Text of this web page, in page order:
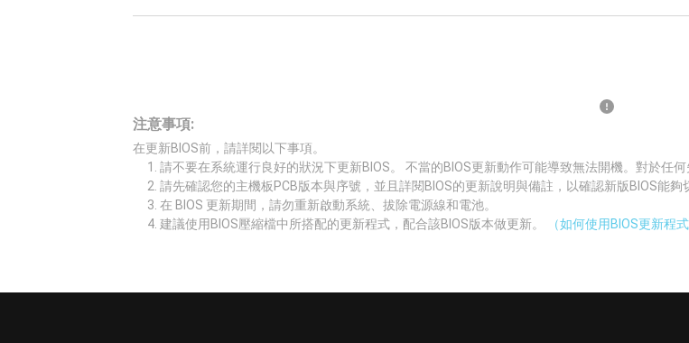
注意事項:
在更新BIOS前，請詳閱以下事項。
請不要在系統運行良好的狀況下更新BIOS。 不當的BIOS更新動作可能導致無法開機。對於任何
請先確認您的主機板PCB版本與序號，並且詳閱BIOS的更新說明與備註，以確認新版BIOS能夠
在 BIOS 更新期間，請勿重新啟動系統、拔除電源線和電池。
建議使用BIOS壓縮檔中所搭配的更新程式，配合該BIOS版本做更新。
（如何使用BIOS更新程式